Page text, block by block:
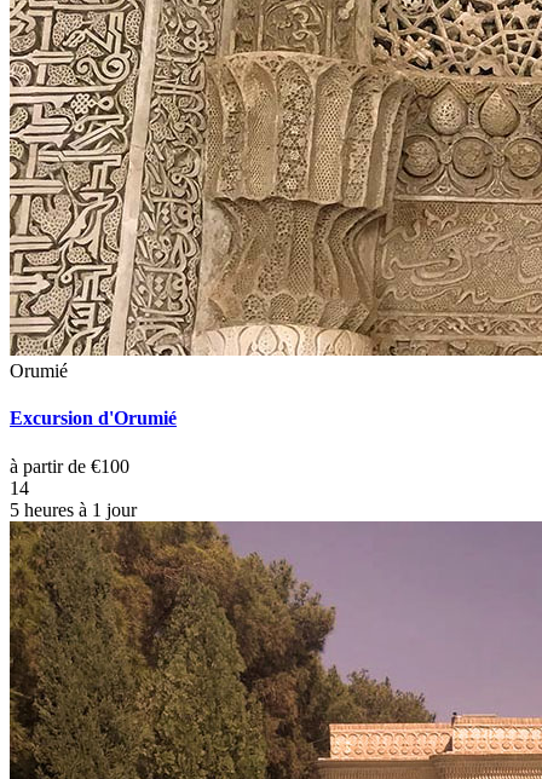
Orumié
Excursion d'Orumié
à partir de €100
14
5 heures à 1 jour